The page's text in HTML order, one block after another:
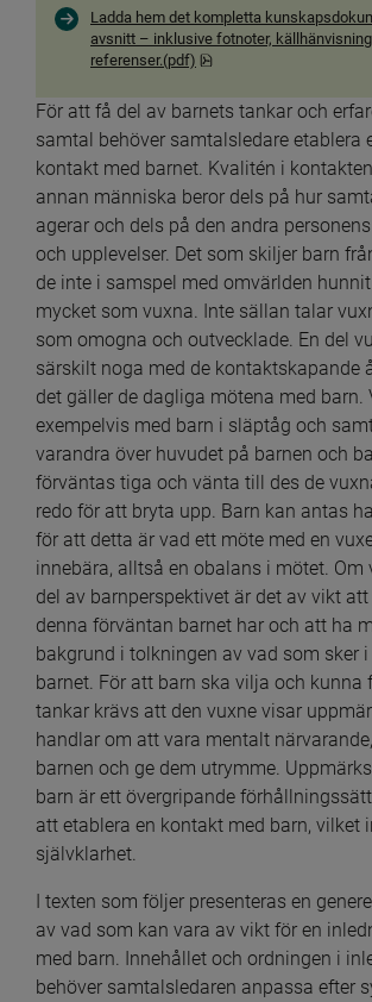
Ladda hem det kompletta
avsnitt – inklusive fotnoter,
referenser.(pdf)
pdf, 201.9 kB, öppnas i
För att få del av barnets tankar och
samtal behöver samtalsledare etablera
kontakt med barnet. Kvalitén i
annan människa beror dels på hur
agerar och dels på den andra
och upplevelser. Det som skiljer barn
de inte i samspel med omvärlden
mycket som vuxna. Inte sällan talar
som omogna och outvecklade. En del
särskilt noga med de kontaktskapande
det gäller de dagliga mötena med barn.
exempelvis med barn i släptåg och
varandra över huvudet på barnen och
förväntas tiga och vänta till des de
redo för att bryta upp. Barn kan antas
för att detta är vad ett möte med en
innebära, alltså en obalans i mötet. Om
del av barnperspektivet är det av vikt
denna förväntan barnet har och att ha
bakgrund i tolkningen av vad som sker
barnet. För att barn ska vilja och kunna
tankar krävs att den vuxne visar
handlar om att vara mentalt
barnen och ge dem utrymme.
barn är ett övergripande
att etablera en kontakt med barn, vilket
självklarhet.
I texten som följer presenteras en
av vad som kan vara av vikt för en
med barn. Innehållet och ordningen i
behöver samtalsledaren anpassa efter